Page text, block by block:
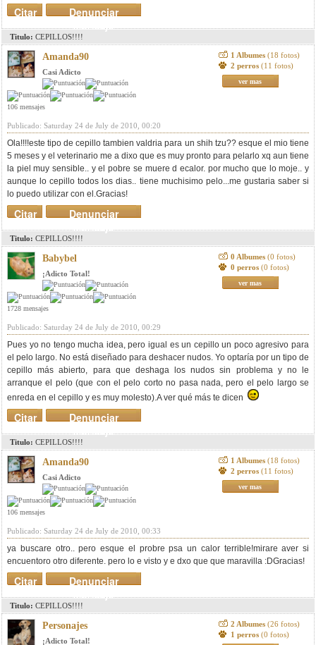
Denunciar
mensaje
Citar
Titulo: CEPILLOS!!!!
Amanda90
Casi Adicto
106 mensajes
1 Albumes (18 fotos)
2 perros (11 fotos)
ver mas
Publicado: Saturday 24 de July de 2010, 00:20
Ola!!!!este tipo de cepillo tambien valdria para un shih tzu?? esque el mio tiene
5 meses y el veterinario me a dixo que es muy pronto para pelarlo xq aun tiene
la piel muy sensible.. y el pobre se muere d ecalor. por mucho que lo moje.. y
aunque lo cepillo todos los dias.. tiene muchisimo pelo...me gustaria saber si
lo puedo utilizar con el.Gracias!
Denunciar
mensaje
Citar
Titulo: CEPILLOS!!!!
Babybel
¡Adicto Total!
1728 mensajes
0 Albumes (0 fotos)
0 perros (0 fotos)
ver mas
Publicado: Saturday 24 de July de 2010, 00:29
Pues yo no tengo mucha idea, pero igual es un cepillo un poco agresivo para
el pelo largo. No está diseñado para deshacer nudos. Yo optaría por un tipo de
cepillo más abierto, para que deshaga los nudos sin problema y no le
arranque el pelo (que con el pelo corto no pasa nada, pero el pelo largo se
enreda en el cepillo y es muy molesto).A ver qué más te dicen
Denunciar
mensaje
Citar
Titulo: CEPILLOS!!!!
Amanda90
Casi Adicto
106 mensajes
1 Albumes (18 fotos)
2 perros (11 fotos)
ver mas
Publicado: Saturday 24 de July de 2010, 00:33
ya buscare otro.. pero esque el probre psa un calor terrible!mirare aver si
encuentoro otro diferente. pero lo e visto y e dxo que que maravilla :DGracias!
Denunciar
mensaje
Citar
Titulo: CEPILLOS!!!!
Personajes
¡Adicto Total!
2 Albumes (26 fotos)
1 perros (0 fotos)